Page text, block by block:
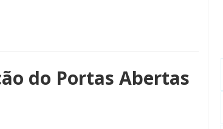
do Portas Abertas